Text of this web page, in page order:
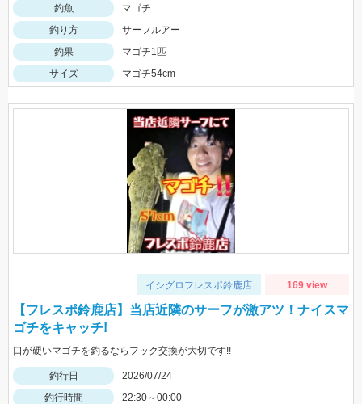
釣魚
マゴチ
釣り方
サーフルアー
釣果
マゴチ1匹
サイズ
マゴチ54cm
イシグロフレスポ鈴鹿店 169 view
【フレスポ鈴鹿店】当店近隣のサーフが激アツ！ナイスマ
ゴチをキャッチ!
口が硬いマゴチを釣るならフック交換が大切です!!
釣行日
2026/07/24
釣行時間
22:30～00:00